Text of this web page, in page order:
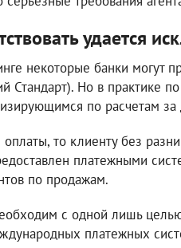
удается
некоторые банки могут
Стандарт). Но в практике
по расчетам за
то клиенту без
платежными
по продажам.
с одной лишь
платежных